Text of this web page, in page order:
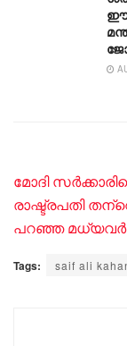
ഈ
മോദി
രാഷ്ട്രപതി
പറഞ്ഞ
Tags: saif ali